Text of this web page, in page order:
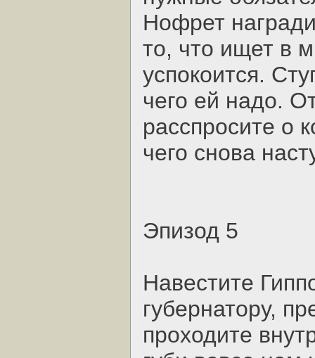
Нофрет
то, что ищет в
успокоится.
чего ей надо.
расспросите о
чего снова
Эпизод 5
Навестите
губернатору,
проходите